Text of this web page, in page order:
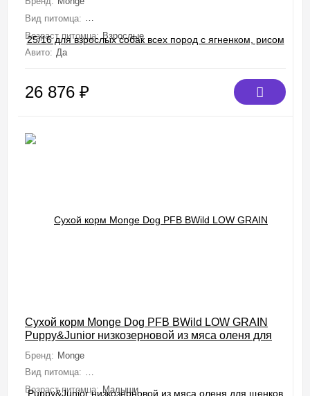
Вид питомца: Собаки (Мелкие, Средние, Крупные, Миниатюрные)
Возраст питомца: Взрослые
Авито: Да
26 876 ₽
Сухой корм Monge Dog PFB BWild LOW GRAIN
Puppy&Junior низкозерновой из мяса оленя для
Бренд: Monge
Вид питомца: Собаки (Мелкие, Средние, Крупные, Миниатюрные)
Возраст питомца: Малыши